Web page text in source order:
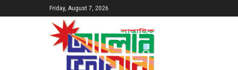
Friday, August 7, 2026